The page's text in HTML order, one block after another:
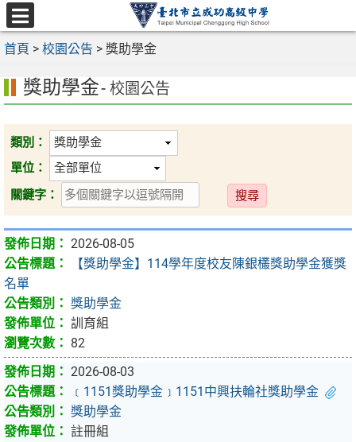
跳
至
主
容
區
選
單
首頁 > 校園公告 > 獎助學金
獎助學金- 校園公告
類別：
單位：
關鍵字：
送
出
2026-08-05
【獎助學金】114學年度校友陳銀欉獎助學金獲獎
名單
獎助學金
訓育組
82
2026-08-03
﹝1151獎助學金﹞1151中興扶輪社獎助學金
獎助學金
註冊組